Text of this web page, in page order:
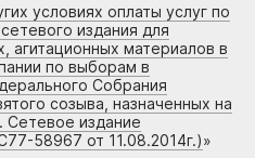
условиях оплаты услуг по
издания для
материалов в
по выборам в
Собрания
созыва, назначенных на
Сетевое издание
58967 от 11.08.2014г.)»